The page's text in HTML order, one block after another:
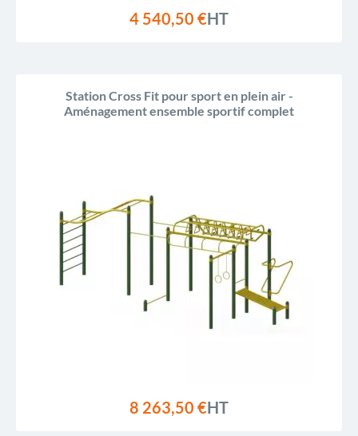
4 540,50 €HT
Station Cross Fit pour sport en plein air -
Aménagement ensemble sportif complet
8 263,50 €HT